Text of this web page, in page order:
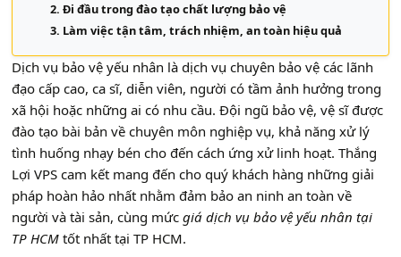
Đi đầu trong đào tạo chất lượng bảo vệ
Làm việc tận tâm, trách nhiệm, an toàn hiệu quả
Dịch vụ bảo vệ yếu nhân là dịch vụ chuyên bảo vệ các lãnh
đạo cấp cao, ca sĩ, diễn viên, người có tầm ảnh hưởng trong
xã hội hoặc những ai có nhu cầu. Đội ngũ bảo vệ, vệ sĩ được
đào tạo bài bản về chuyên môn nghiệp vụ, khả năng xử lý
tình huống nhạy bén cho đến cách ứng xử linh hoạt. Thắng
Lợi VPS cam kết mang đến cho quý khách hàng những giải
pháp hoàn hảo nhất nhằm đảm bảo an ninh an toàn về
người và tài sản, cùng mứcgiá dịch vụ bảo vệ yếu nhân tại
TP HCM tốt nhất tại TP HCM.